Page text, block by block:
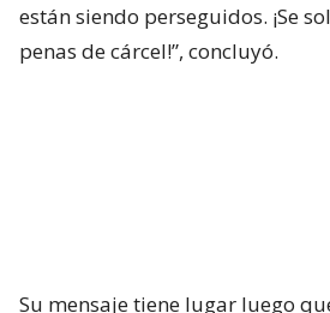
están siendo perseguidos. ¡Se
penas de cárcel!”, concluyó.
Su mensaje tiene lugar luego